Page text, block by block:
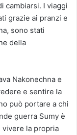
cambiarsi. I viaggi
grazie ai pranzi e
sono stati
della
Nakonechna e
e sentire la
può portare a chi
guerra Sumy è
vivere la propria